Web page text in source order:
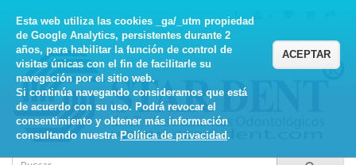
Esta web utiliza las cookies _ga/_utm propiedad
de Google Analytics, persistentes durante 2
años, para habilitar la función de control de
visitas únicas con el fin de facilitarle su
navegación por el sitio web.
Si continúa navegando consideramos que está
de acuerdo con su uso. Podrá revocar el
consentimiento y obtener más información
consultando nuestra Política de privacidad.
ACEPTAR